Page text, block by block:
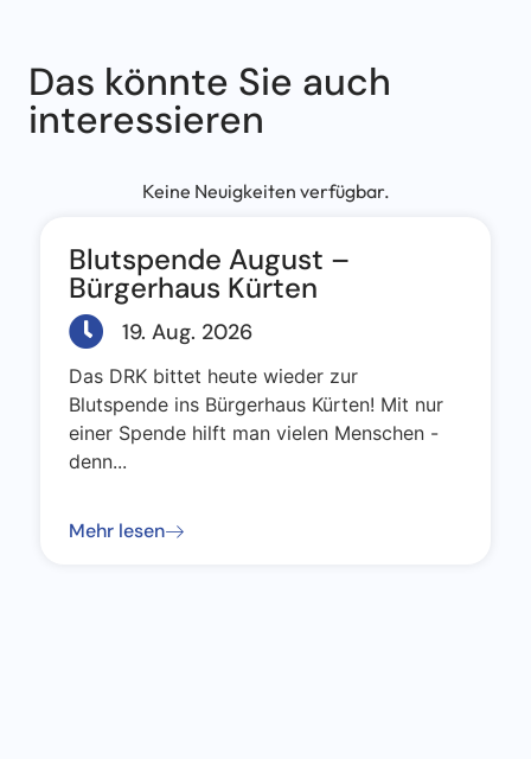
Das könnte Sie auch
interessieren
Keine Neuigkeiten verfügbar.
Blutspende August –
Bürgerhaus Kürten
19. Aug. 2026
Das DRK bittet heute wieder zur
Blutspende ins Bürgerhaus Kürten! Mit nur
einer Spende hilft man vielen Menschen -
denn...
Mehr lesen